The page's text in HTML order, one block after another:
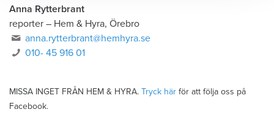
Anna Rytterbrant
reporter – Hem & Hyra, Örebro
anna.rytterbrant@hemhyra.se
010- 45 916 01
MISSA INGET FRÅN HEM & HYRA. Tryck här för att följa oss på
Facebook.